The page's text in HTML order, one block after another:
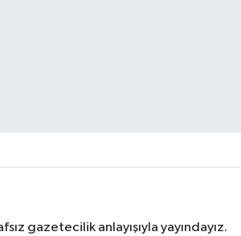
gazetecilik anlayışıyla yayındayız.